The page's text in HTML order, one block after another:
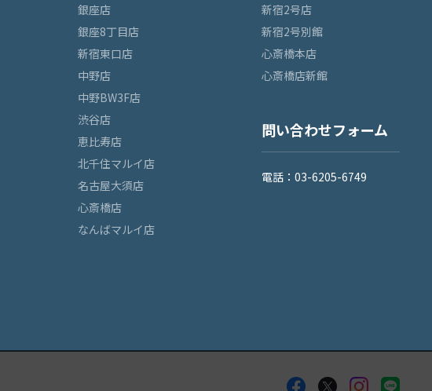
銀座店
銀座8丁目店
新宿東口店
中野店
中野BW3F店
渋谷店
恵比寿店
北千住マルイ店
名古屋大須店
心斎橋店
なんばマルイ店
新宿2号店
新宿2号別館
心斎橋本店
心斎橋店新館
問い合わせフォーム
電話：03-6205-6749